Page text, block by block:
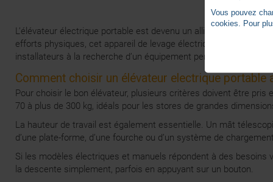
L’élévateur électrique portable est devenu un allié
efforts physiques, cet appareil de levage électrique permet de
installateurs à la recherche d’un équipement performant pour
Comment choisir un élévateur electrique portable
Pour choisir le bon élévateur, plusieurs critères doivent être
70 à plus de 300 kg, idéals pour les stores de grandes
La hauteur de travail est également essentielle. Un mât
d’une plate-forme, d’une fourche ou d’un système de
Si les modèles électriques et manuels répondent à des
la descente simplement, parfois en appuyant sur un bouton.
Vous pouvez
cookies. Pour